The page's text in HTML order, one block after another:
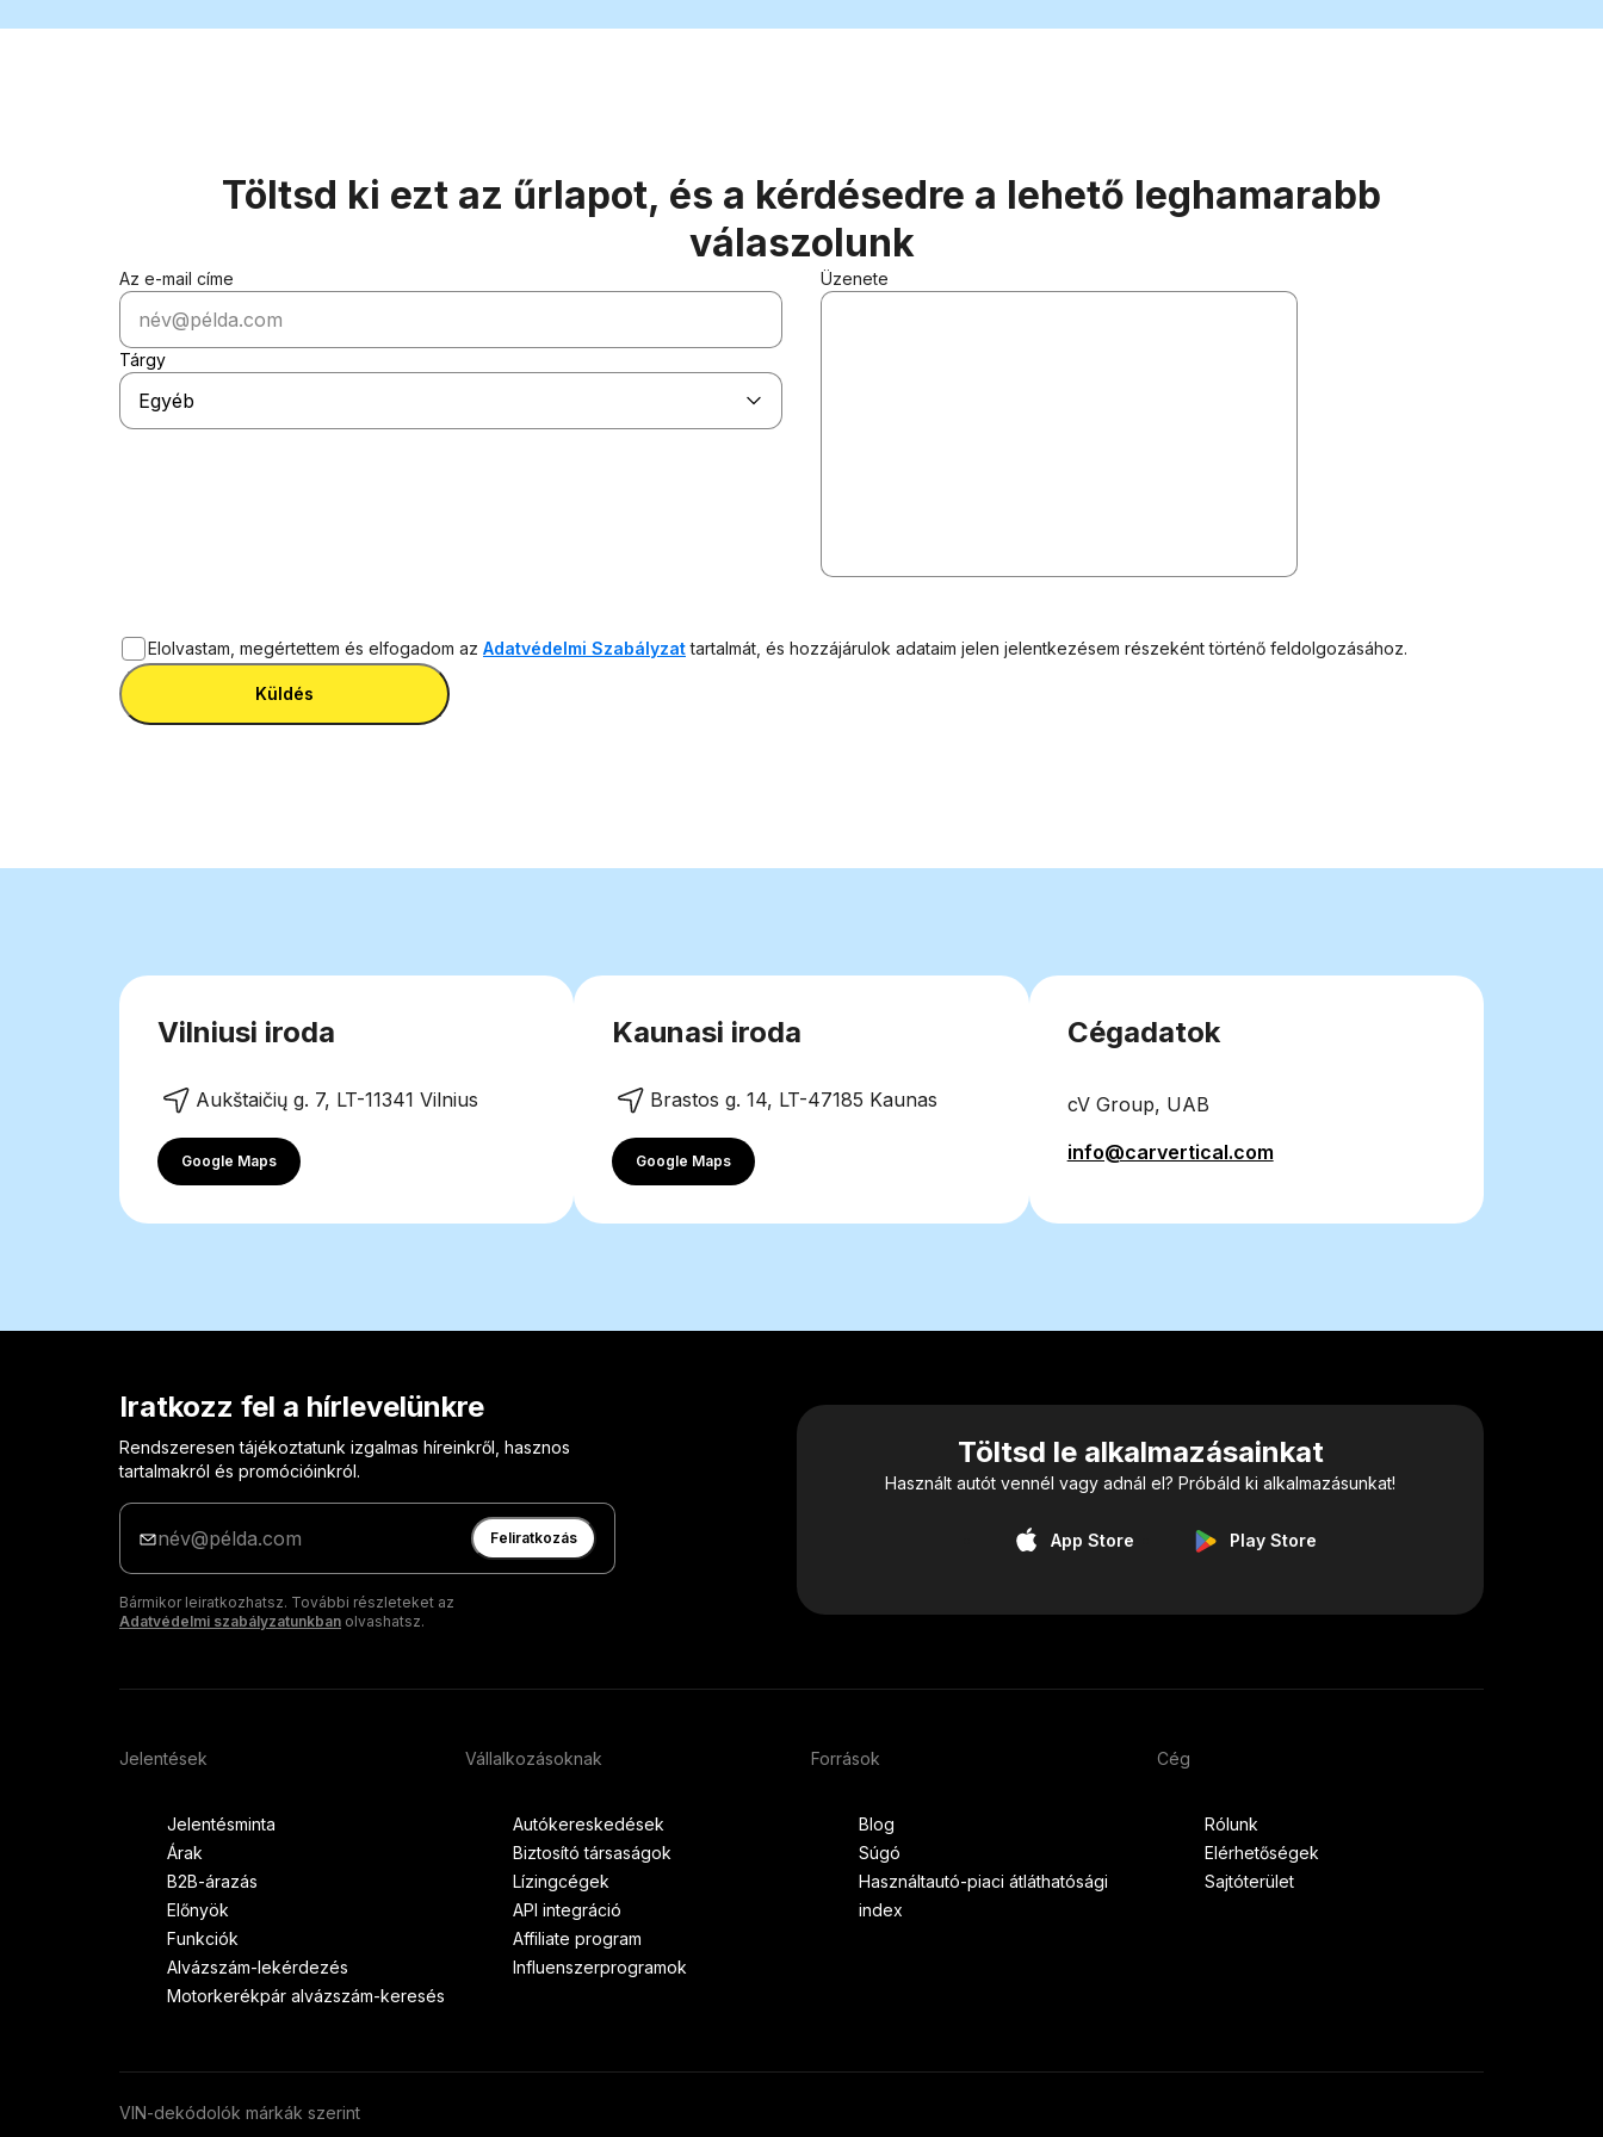
Töltsd ki ezt az űrlapot, és a kérdésedre a lehető leghamarabb
válaszolunk
Az e-mail címe
Tárgy
Egyéb
Üzenete
Elolvastam, megértettem és elfogadom az Adatvédelmi Szabályzattartalmát, és hozzájárulok adataim jelen jelentkezésem részeként történő feldolgozásához.
Küldés
Vilniusi iroda
Aukštaičių g. 7, LT-11341 Vilnius
Google Maps
Kaunasi iroda
Brastos g. 14, LT-47185 Kaunas
Google Maps
Cégadatok
cV Group, UAB
info@carvertical.com
Iratkozz fel a hírlevelünkre
Rendszeresen tájékoztatunk izgalmas híreinkről, hasznos
tartalmakról és promócióinkról.
Adja
meg
az
mail
címét
Feliratkozás
Bármikor leiratkozhatsz. További részleteket az
Adatvédelmi szabályzatunkban olvashatsz.
Töltsd le alkalmazásainkat
Használt autót vennél vagy adnál el? Próbáld ki alkalmazásunkat!
App Store Play Store
Jelentések
Jelentésminta
Árak
B2B-árazás
Előnyök
Funkciók
Alvázszám-lekérdezés
Motorkerékpár alvázszám-keresés
Vállalkozásoknak
Autókereskedések
Biztosító társaságok
Lízingcégek
API integráció
Affiliate program
Influenszerprogramok
Források
Blog
Súgó
Használtautó-piaci átláthatósági
index
Cég
Rólunk
Elérhetőségek
Sajtóterület
VIN-dekódolók márkák szerint